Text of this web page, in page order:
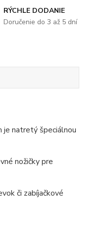
RÝCHLE DODANIE
Doručenie do 3 až 5 dní
je natretý špeciálnou
nožičky pre
či zabíjačkové